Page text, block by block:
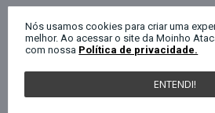
QUEM COMPROU
Nós usamos cookies para criar uma
melhor. Ao acessar o site da Moinho
com nossa Política de privacidade.
ENTENDI!